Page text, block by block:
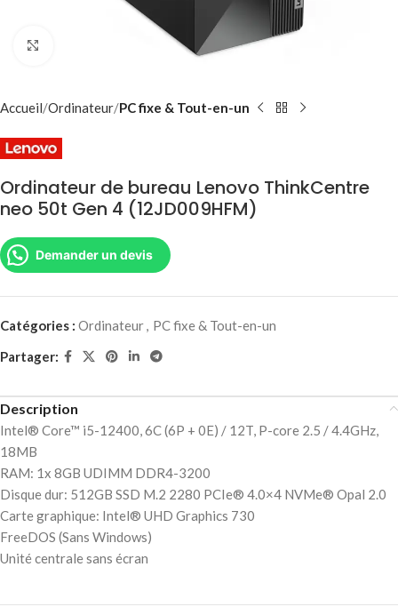
Accueil Ordinateur PC fixe & Tout-en-un
Ordinateur de bureau Lenovo ThinkCentre
neo 50t Gen 4 (12JD009HFM)
Demander un devis
Catégories : Ordinateur, PC fixe & Tout-en-un
Partager:
Description
Intel® Core™ i5-12400, 6C (6P + 0E) / 12T, P-core 2.5 / 4.4GHz,
18MB
RAM: 1x 8GB UDIMM DDR4-3200
Disque dur: 512GB SSD M.2 2280 PCIe® 4.0×4 NVMe® Opal 2.0
Carte graphique: Intel® UHD Graphics 730
FreeDOS (Sans Windows)
Unité centrale sans écran